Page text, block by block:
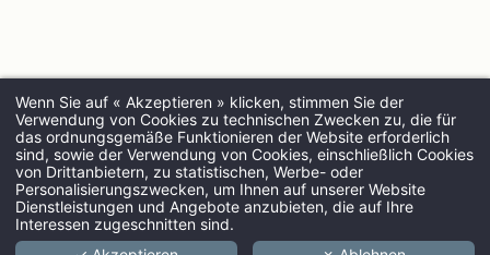
ANREISE
Wenn Sie auf « Akzeptieren » klicken, stimmen Sie der
Verwendung von Cookies zu technischen Zwecken zu, die für
das ordnungsgemäße Funktionieren der Website erforderlich
sind, sowie der Verwendung von Cookies, einschließlich Cookies
von Drittanbietern, zu statistischen, Werbe- oder
Personalisierungszwecken, um Ihnen auf unserer Website
Dienstleistungen und Angebote anzubieten, die auf Ihre
Interessen zugeschnitten sind.